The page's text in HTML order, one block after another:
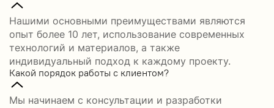
Нашими основными преимуществами являются
опыт более 10 лет, использование современных
технологий и материалов, а также
индивидуальный подход к каждому проекту.
Какой порядок работы с клиентом?
Мы начинаем с консультации и разработки